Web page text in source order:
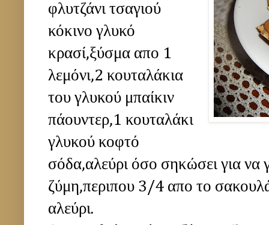
φλυτζάνι τσαγιού
κόκινο γλυκό
κρασί,ξύσμα απο 1
λεμόνι,2 κουταλάκια
του γλυκού μπαίκιν
πάουντερ,1 κουταλάκι
γλυκού κοφτό
σόδα,αλεύρι όσο σηκώσει για να
ζύμη,περιπου 3/4 απο το
αλεύρι.